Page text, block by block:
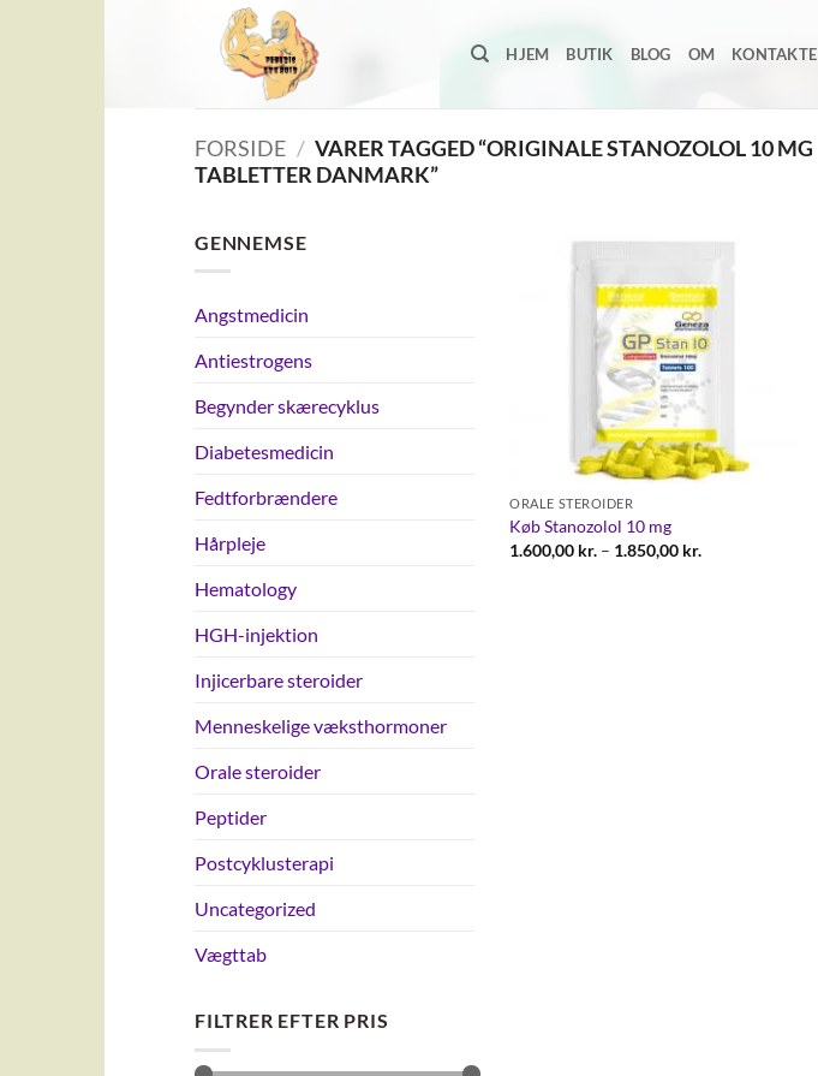
HJEM BUTIK BLOG OM KONTAKTE
FORSIDE / VARER TAGGED “ORIGINALE STANOZOLOL 10 MG
TABLETTER DANMARK”
GENNEMSE
Angstmedicin
Antiestrogens
Begynder skærecyklus
Diabetesmedicin
Fedtforbrændere
Hårpleje
Hematology
HGH-injektion
Injicerbare steroider
Menneskelige væksthormoner
Orale steroider
Peptider
Postcyklusterapi
Uncategorized
Vægttab
FILTRER EFTER PRIS
ORALE STEROIDER
Køb Stanozolol 10 mg
1.600,00 kr. – 1.850,00 kr.